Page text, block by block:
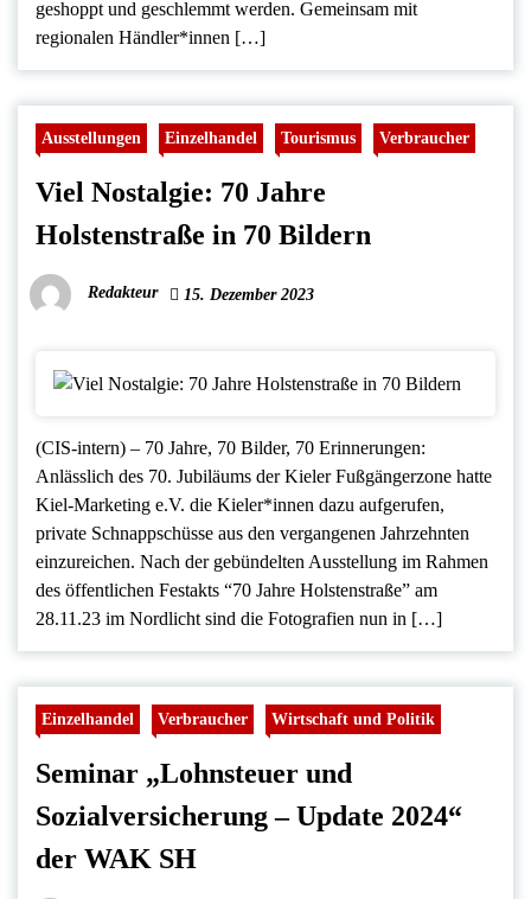
geshoppt und geschlemmt werden. Gemeinsam mit
regionalen Händler*innen […]
Ausstellungen Einzelhandel Tourismus Verbraucher
Viel Nostalgie: 70 Jahre
Holstenstraße in 70 Bildern
Redakteur 15. Dezember 2023
(CIS-intern) – 70 Jahre, 70 Bilder, 70 Erinnerungen:
Anlässlich des 70. Jubiläums der Kieler Fußgängerzone hatte
Kiel-Marketing e.V. die Kieler*innen dazu aufgerufen,
private Schnappschüsse aus den vergangenen Jahrzehnten
einzureichen. Nach der gebündelten Ausstellung im Rahmen
des öffentlichen Festakts “70 Jahre Holstenstraße” am
28.11.23 im Nordlicht sind die Fotografien nun in […]
Einzelhandel Verbraucher Wirtschaft und Politik
Seminar „Lohnsteuer und
Sozialversicherung – Update 2024“
der WAK SH